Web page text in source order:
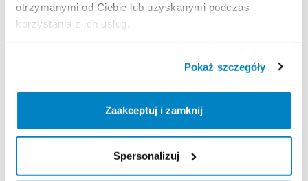
otrzymanymi od Ciebie lub uzyskanymi podczas
korzystania z ich usług.
Pokaż szczegóły
Zaakceptuj i zamknij
Spersonalizuj
KAUCJA
Nie pobieramy kaucji za wypożyczenie tego
ODBIÓR I ZWROT SPRZĘTU
Poniedziałek: 10:00 - 20:00
Wtorek: 10:00 - 20:00
Środa: 10:00 - 20:00